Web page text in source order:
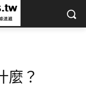
麼？